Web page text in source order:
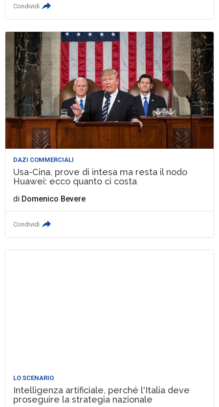
Condividi
DAZI COMMERCIALI
Usa-Cina, prove di intesa ma resta il nodo
Huawei: ecco quanto ci costa
di Domenico Bevere
Condividi
LO SCENARIO
Intelligenza artificiale, perché l'Italia deve
proseguire la strategia nazionale